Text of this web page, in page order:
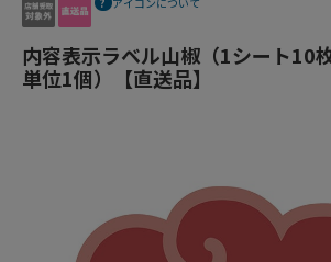
内容表示ラベル山椒（1シート10
単位1個）【直送品】